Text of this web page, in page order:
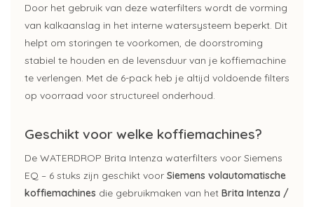
Door het gebruik van deze waterfilters wordt de vorming
van kalkaanslag in het interne watersysteem beperkt. Dit
helpt om storingen te voorkomen, de doorstroming
stabiel te houden en de levensduur van je koffiemachine
te verlengen. Met de 6-pack heb je altijd voldoende filters
op voorraad voor structureel onderhoud.
Geschikt voor welke koffiemachines?
De WATERDROP Brita Intenza waterfilters voor Siemens
EQ – 6 stuks zijn geschikt voor Siemens volautomatische
koffiemachines die gebruikmaken van het Brita Intenza /